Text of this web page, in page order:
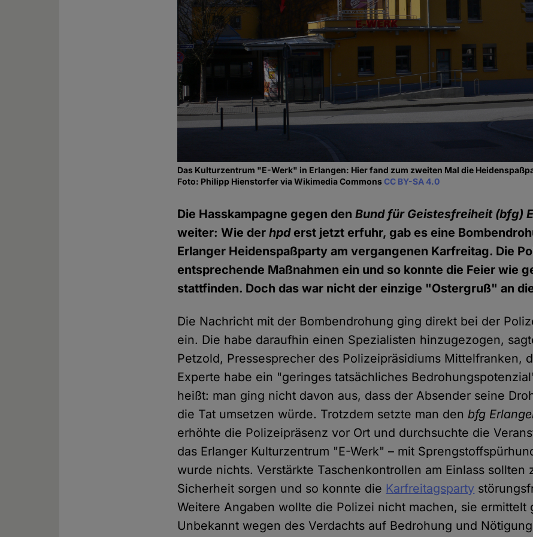
Das Kulturzentrum "E-Werk" in Erlangen: Hier fand zum zweiten Mal die
Foto: Philipp Hienstorfer via Wikimedia CommonsCC BY-SA 4.0
Die Hasskampagne gegen denBund für Geistesfreiheit (bfg)
weiter: Wie derhpderst jetzt erfuhr, gab es eine
Erlanger Heidenspaßparty am vergangenen Karfreitag. Die
entsprechende Maßnahmen ein und so konnte die Feier wie
stattfinden. Doch das war nicht der einzige "Ostergruß" an
Die Nachricht mit der Bombendrohung ging direkt bei der
ein. Die habe daraufhin einen Spezialisten hinzugezogen,
Petzold, Pressesprecher des Polizeipräsidiums Mittelfranken,
Experte habe ein "geringes tatsächliches
heißt: man ging nicht davon aus, dass der Absender seine
die Tat umsetzen würde. Trotzdem setzte man denbfg
erhöhte die Polizeipräsenz vor Ort und durchsuchte die
das Erlanger Kulturzentrum "E-Werk" – mit
wurde nichts. Verstärkte Taschenkontrollen am Einlass sollten
Sicherheit sorgen und so konnte die Karfreitagsparty
Weitere Angaben wollte die Polizei nicht machen, sie ermittelt
Unbekannt wegen des Verdachts auf Bedrohung und